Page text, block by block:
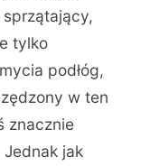
tylko
podłóg,
w ten
znacznie
jak